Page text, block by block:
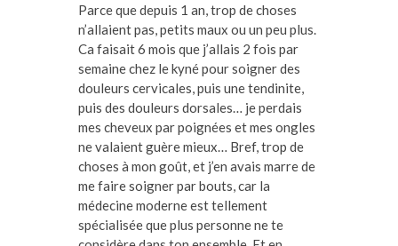
Parce que depuis 1 an, trop de choses
n’allaient pas, petits maux ou un peu plus.
Ca faisait 6 mois que j’allais 2 fois par
semaine chez le kyné pour soigner des
douleurs cervicales, puis une tendinite,
puis des douleurs dorsales… je perdais
mes cheveux par poignées et mes ongles
ne valaient guère mieux… Bref, trop de
choses à mon goût, et j’en avais marre de
me faire soigner par bouts, car la
médecine moderne est tellement
spécialisée que plus personne ne te